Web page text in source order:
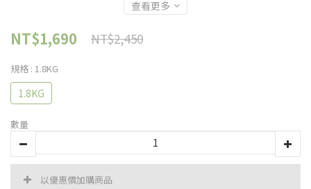
查看更多
NT$2,450
NT$1,690
規格 : 1.8KG
1.8KG
數量
以優惠價加購商品